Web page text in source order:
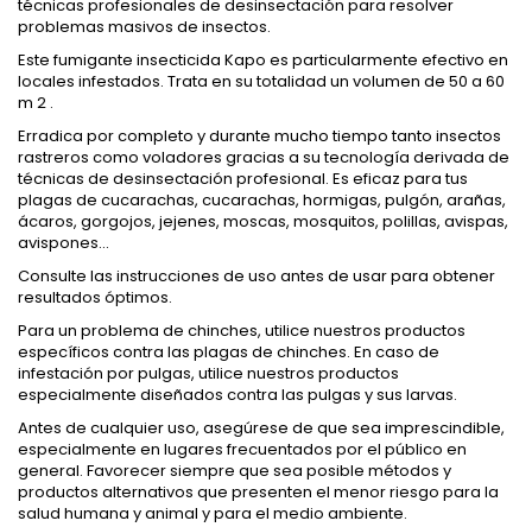
técnicas profesionales de desinsectación para resolver
problemas masivos de insectos.
Este fumigante insecticida Kapo es particularmente efectivo en
locales infestados. Trata en su totalidad un volumen de 50 a 60
m 2 .
Erradica por completo y durante mucho tiempo tanto insectos
rastreros como voladores gracias a su tecnología derivada de
técnicas de desinsectación profesional. Es eficaz para tus
plagas de cucarachas, cucarachas, hormigas, pulgón, arañas,
ácaros, gorgojos, jejenes, moscas, mosquitos, polillas, avispas,
avispones...
Consulte las instrucciones de uso antes de usar para obtener
resultados óptimos.
Para un problema de chinches, utilice nuestros productos
específicos contra las plagas de chinches. En caso de
infestación por pulgas, utilice nuestros productos
especialmente diseñados contra las pulgas y sus larvas.
Antes de cualquier uso, asegúrese de que sea imprescindible,
especialmente en lugares frecuentados por el público en
general. Favorecer siempre que sea posible métodos y
productos alternativos que presenten el menor riesgo para la
salud humana y animal y para el medio ambiente.